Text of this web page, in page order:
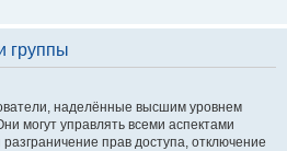
группы
наделённые высшим уровнем
могут управлять всеми аспектами
прав доступа, отключение